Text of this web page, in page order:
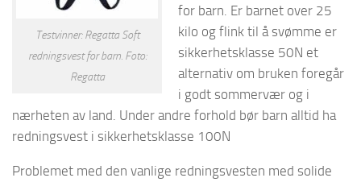
Testvinner: Regatta Soft
redningsvest for barn. Foto:
Regatta
for barn. Er barnet over 25
kilo og flink til å svømme er
sikkerhetsklasse 50N et
alternativ om bruken foregår
i godt sommervær og i
nærheten av land. Under andre forhold bør barn alltid ha
redningsvest i sikkerhetsklasse 100N
Problemet med den vanlige redningsvesten med solide